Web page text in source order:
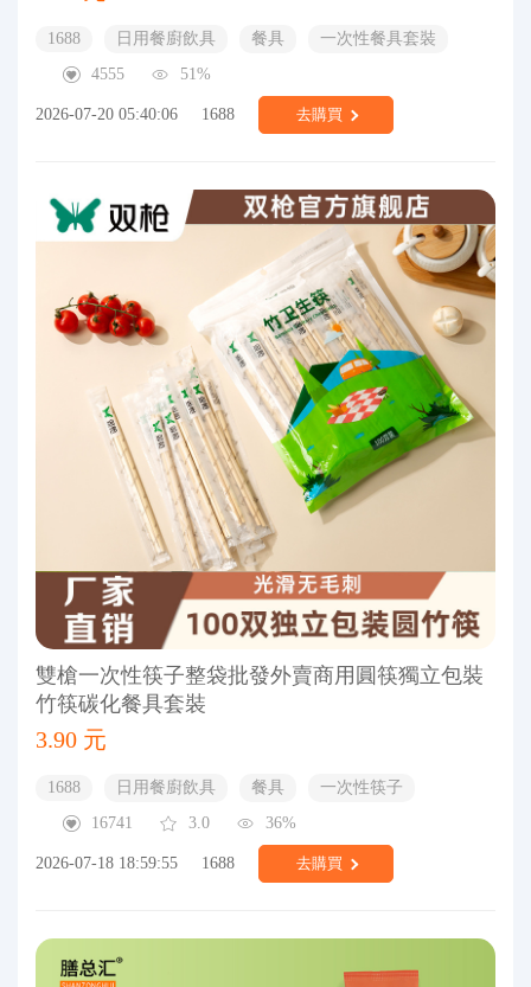
1688 日用餐廚飲具 餐具
一次性餐具套裝
4555
51%
2026-07-20 05:40:06 1688 去購買
雙槍一次性筷子整袋批發外賣商用圓筷獨立包裝
竹筷碳化餐具套裝
3.90 元
1688 日用餐廚飲具 餐具
一次性筷子
16741
3.0 36%
2026-07-18 18:59:55 1688 去購買